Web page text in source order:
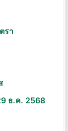
รา
ธ.ค. 2568